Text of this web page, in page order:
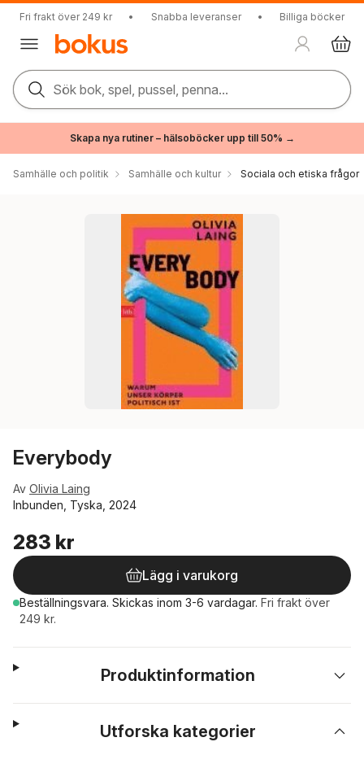
Fri frakt över 249 kr • Snabba leveranser • Billiga böcker
Sök bok, spel, pussel, penna...
Skapa nya rutiner – hälsoböcker upp till 50% →
Samhälle och politik Samhälle och kultur Sociala och etiska frågor
Everybody
Av Olivia Laing
Inbunden, Tyska, 2024
283 kr
Lägg i varukorg
Beställningsvara. Skickas inom 3-6 vardagar. Fri frakt över
249 kr.
Produktinformation
Utforska kategorier